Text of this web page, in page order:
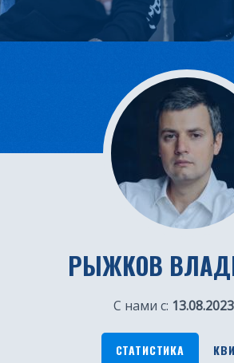
РЫЖКОВ
С нами с:
СТАТИСТИКА